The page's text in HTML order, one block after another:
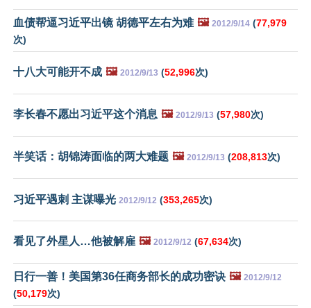
血债帮逼习近平出镜 胡德平左右为难 🖼️ 2012/9/14 (77,979
次)
十八大可能开不成 🖼️ 2012/9/13 (52,996次)
李长春不愿出习近平这个消息 🖼️ 2012/9/13 (57,980次)
半笑话：胡锦涛面临的两大难题 🖼️ 2012/9/13 (208,813次)
习近平遇刺 主谋曝光 2012/9/12 (353,265次)
看见了外星人…他被解雇 🖼️ 2012/9/12 (67,634次)
日行一善！美国第36任商务部长的成功密诀 🖼️ 2012/9/12
(50,179次)